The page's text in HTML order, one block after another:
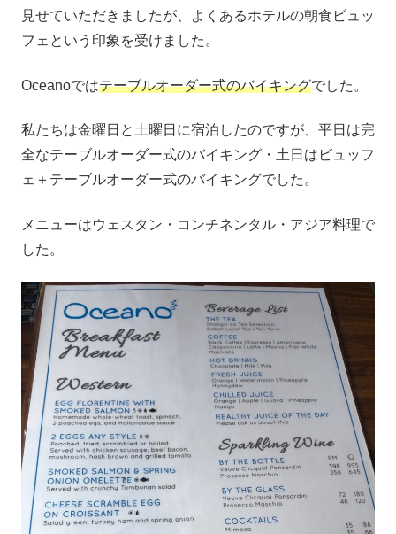
見せていただきましたが、よくあるホテルの朝食ビュッ
フェという印象を受けました。
Oceanoではテーブルオーダー式のバイキングでした。
私たちは金曜日と土曜日に宿泊したのですが、平日は完
全なテーブルオーダー式のバイキング・土日はビュッフ
ェ＋テーブルオーダー式のバイキングでした。
メニューはウェスタン・コンチネンタル・アジア料理で
した。